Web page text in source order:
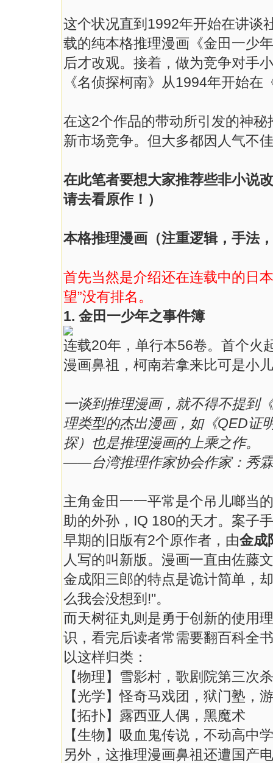
这个状况直到1992年开始在讲谈
载的纯本格推理漫画《金田一少
后才改观。接着，做为竞争对手
《名侦探柯南》从1994年开始
在这2个作品的带动所引发的神
新市场竞争。但大多都因人气不
在此笔者要想大家推荐些非小说
请去看原作！）
本格推理漫画（注重逻辑，手法
首先当然是介绍还在连载中的日
望”没有排名。
1. 金田一少年之事件簿
连载20年，单行本56卷。首个火
漫画鼻祖，柯南若拿来比可是小
一谈到推理漫画，就不得不提到
理类型的杰出漫画，如《QED证
探）也是推理漫画的上乘之作。
——台湾推理作家协会作家：秀霖
主角金田一一平常是个吊儿啷当
助的外孙，IQ 180的天才。案子
早期的旧版有2个原作者，由金成
人写的叫新版。漫画一直由佐藤
金成阳三郎的特点是诡计简单，
么我会没想到!"。
而天树征丸则是勇于创新的使用
识，看完后读者常需要翻百科全
以这样归类：
【物理】雪影村，歌剧院第三次
【光学】怪奇马戏团，狱门塾，
【拓扑】露西亚人偶，黑魔术
【生物】吸血鬼传说，不动高中
另外，这推理漫画鼻祖还遭国产